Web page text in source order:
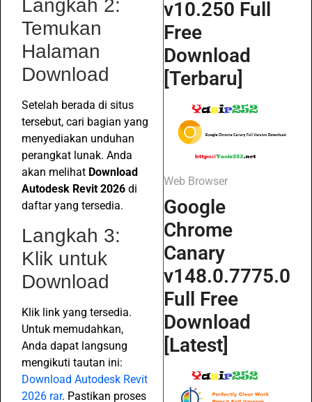
Langkah 2:
Temukan
Halaman
Download
Setelah berada di situs
tersebut, cari bagian yang
menyediakan unduhan
perangkat lunak. Anda
akan melihat Download
Autodesk Revit 2026 di
daftar yang tersedia.
Langkah 3:
Klik untuk
Download
Klik link yang tersedia.
Untuk memudahkan,
Anda dapat langsung
mengikuti tautan ini:
Download Autodesk Revit
2026 rar. Pastikan proses
v10.250 Full
Free
Download
[Terbaru]
Web Browser
Google
Chrome
Canary
v148.0.7775.0
Full Free
Download
[Latest]